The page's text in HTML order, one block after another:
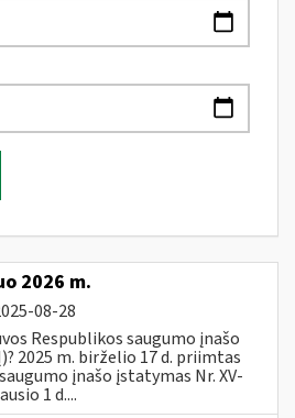
2026 m.
08-28
Respublikos saugumo įnašo
2025 m. birželio 17 d. priimtas
įnašo įstatymas Nr. XV-
1 d....